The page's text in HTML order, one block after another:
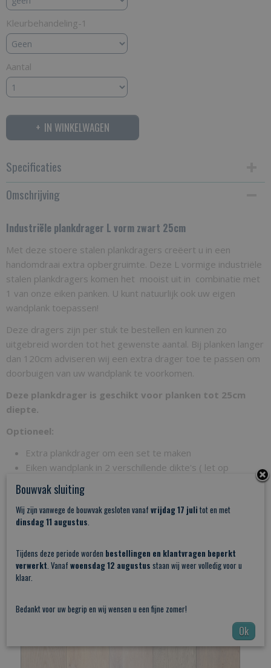
Kleurbehandeling-1
Aantal
IN WINKELWAGEN
Specificaties
Productcode
Bruto gewicht
0,70 Kg
Omschrijving
Industriële plankdrager L vorm zwart 25cm
Met deze stoere stalen plankdragers creëert u in een
handomdraai extra opbergruimte. Deze L vormige industriële
stalen plankdragers komen het mooist uit in combinatie met
1 van onze eiken panken. U kunt natuurlijk ook uw eigen
wandplank toepassen!
Deze dragers zijn per stuk te bestellen en kunnen zo
uitgebreid worden tot het gewenste aantal. Bij planken langer
dan 120cm adviseren wij een extra drager toe te passen om
doorbuigen van uw wandplank te voorkomen.
Deze plankdrager is geschikt voor planken tot 25cm
diepte.
Optioneel:
Extra plankdrager om een set te maken
Eiken wandplank in 2 verschillende dikte's ( let op
levertijd wordt langer als u er een wandplank bij besteld)
Kleurafwerking van de plank
BESTEL DEZE WANDPLANK IN DE VOLGENDE KLEUREN:
Bouwvak sluiting
Wij zijn vanwege de bouwvak gesloten vanaf vrijdag 17 juli tot en met
dinsdag 11 augustus.
Tijdens deze periode worden bestellingen en klantvragen beperkt
verwerkt. Vanaf woensdag 12 augustus staan wij weer volledig voor u
klaar.
Bedankt voor uw begrip en wij wensen u een fijne zomer!
Ok